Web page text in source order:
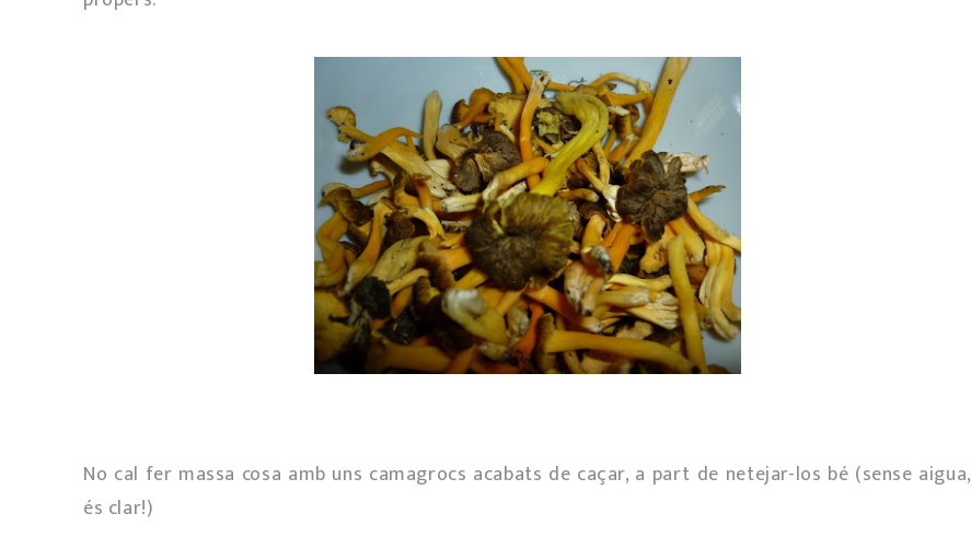
No cal fer massa cosa amb uns camagrocs acabats de caçar, a part de netejar-los bé (sense aigua,
és clar!)